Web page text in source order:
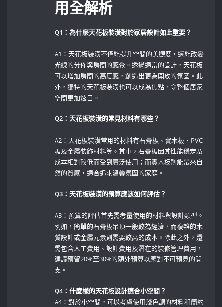
用全解析
Q1：為什麼天花板裝潢對於家居設計如此重要？
A1：天花板裝潢不僅能提升空間的美觀度，還能改變
光線的分佈與房間的感覺。透過適當的設計，天花板
可以增加房間的高度感，創造出更為開放的氛圍。此
外，獨特的天花板裝潢也可以成為焦點，令整個居家
空間更加炫目。
Q2：天花板裝潢的常見材料有哪些？
A2：天花板裝潢常用的材料有石膏板、實木板、PVC
板及金屬裝飾材料等。其中，石膏板因其性能穩定及
成本相對較低而受到廣泛使用；而實木板則能帶來自
然的質感，適合追求溫馨氛圍的家庭。
Q3：天花板裝潢的預算應該如何評估？
A3：預算的評估首先需考量使用的材料與設計類型。
例如，簡單的石膏板吊頂一般較為經濟，而複雜的木
質設計或金屬元素則需要較高的成本。除此之外，還
需包含人工費用、設計費用及潛在的裝修管理費用，
建議預留20%至30%的額外預算以應對不可預見的開
支。
Q4：什麼樣的天花板設計適合小空間？
A4：對於小空間，可以考慮使用淺色調的材料和簡約